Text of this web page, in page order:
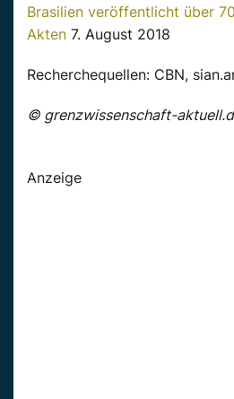
Brasilien veröffentlicht über
Akten 7. August 2018
Recherchequellen: CBN,
© grenzwissenschaft-
Anzeige